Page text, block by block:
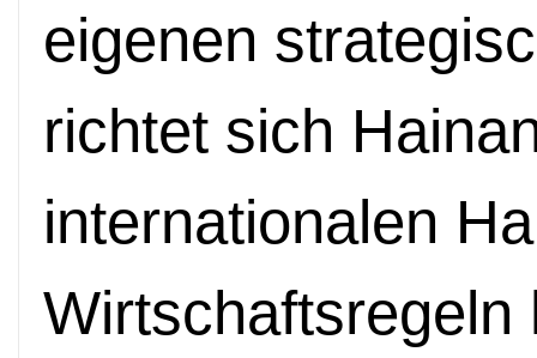
eigenen
richtet sich
internationalen
Wirtschaftsregeln